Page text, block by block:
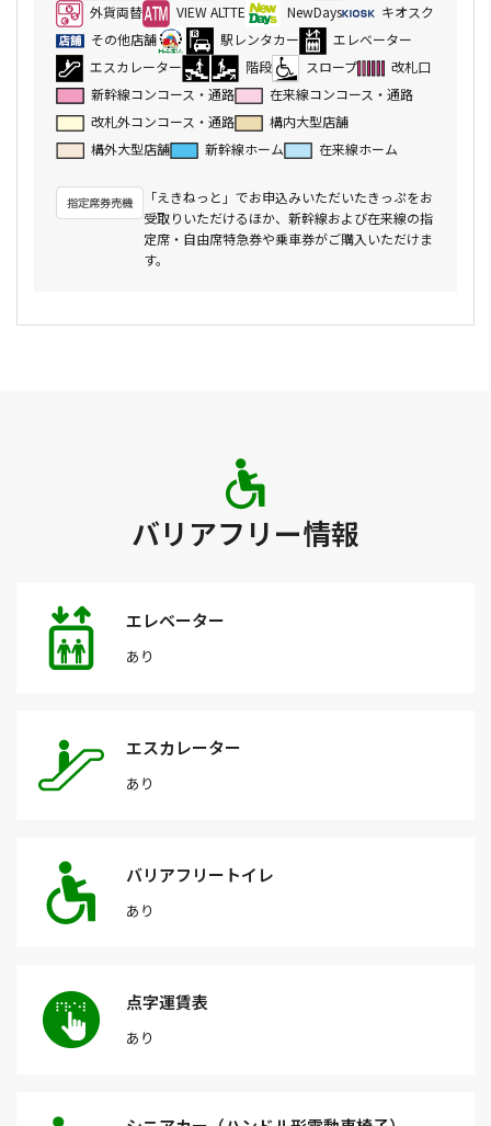
外貨両替
VIEW ALTTE NewDays
キオスク
その他店舗
駅レンタカー
エレベーター
エスカレーター
階段 スロープ
改札口
新幹線コンコース・通路
在来線コンコース・通路
改札外コンコース・通路
構内大型店舗
構外大型店舗
新幹線ホーム 在来線ホーム
「えきねっと」でお申込みいただいたきっぷをお
受取りいただけるほか、新幹線および在来線の指
定席・自由席特急券や乗車券がご購入いただけま
す。
バリアフリー情報
エレベーター
あり
エスカレーター
あり
バリアフリートイレ
あり
点字運賃表
あり